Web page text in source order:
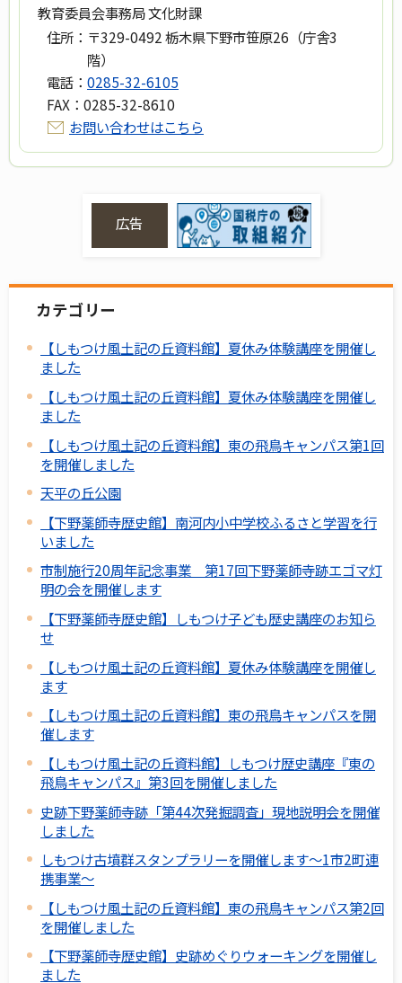
教育委員会事務局 文化財課
住所： 〒329-0492 栃木県下野市笹原26（庁舎3
階）
電話： 0285-32-6105
FAX： 0285-32-8610
お問い合わせはこちら
広告
カテゴリー
【しもつけ風土記の丘資料館】夏休み体験講座を開催し
ました
【しもつけ風土記の丘資料館】夏休み体験講座を開催し
ました
【しもつけ風土記の丘資料館】東の飛鳥キャンパス第1回
を開催しました
天平の丘公園
【下野薬師寺歴史館】南河内小中学校ふるさと学習を行
いました
市制施行20周年記念事業 第17回下野薬師寺跡エゴマ灯
明の会を開催します
【下野薬師寺歴史館】しもつけ子ども歴史講座のお知ら
せ
【しもつけ風土記の丘資料館】夏休み体験講座を開催し
ます
【しもつけ風土記の丘資料館】東の飛鳥キャンパスを開
催します
【しもつけ風土記の丘資料館】しもつけ歴史講座『東の
飛鳥キャンパス』第3回を開催しました
史跡下野薬師寺跡「第44次発掘調査」現地説明会を開催
しました
しもつけ古墳群スタンプラリーを開催します～1市2町連
携事業～
【しもつけ風土記の丘資料館】東の飛鳥キャンパス第2回
を開催しました
【下野薬師寺歴史館】史跡めぐりウォーキングを開催し
ました